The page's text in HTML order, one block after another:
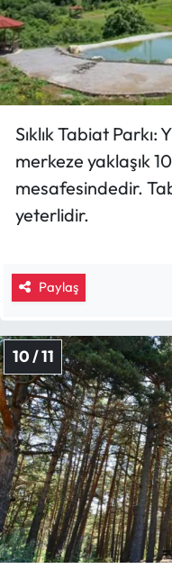
Sıklık Tabiat
merkeze yaklaşık
mesafesindedir.
yeterlidir.
Paylaş
10 / 11